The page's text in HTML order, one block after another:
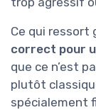
Ce qui ressort
correct pour
que ce n’est
plutôt
spécialement